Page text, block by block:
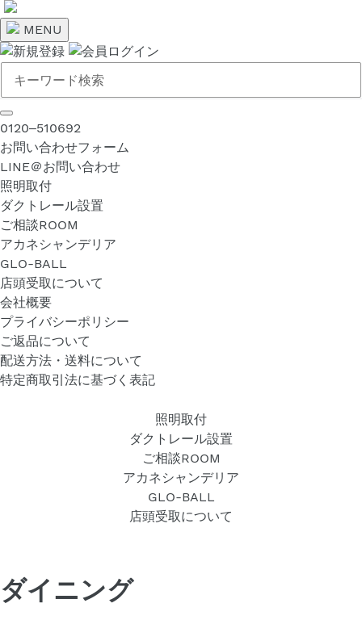
コ
ン
テ
ン
ス
キ
ッ
プ
す
る
MENU
0120‒510692
お問い合わせフォーム
LINE＠お問い合わせ
照明取付
ダクトレール設置
ご相談ROOM
アカネシャンデリア
GLO-BALL
店頭受取について
会社概要
プライバシーポリシー
ご返品について
配送方法・送料について
特定商取引法に基づく表記
照明取付
ダクトレール設置
ご相談ROOM
アカネシャンデリア
GLO-BALL
店頭受取について
ダイニング